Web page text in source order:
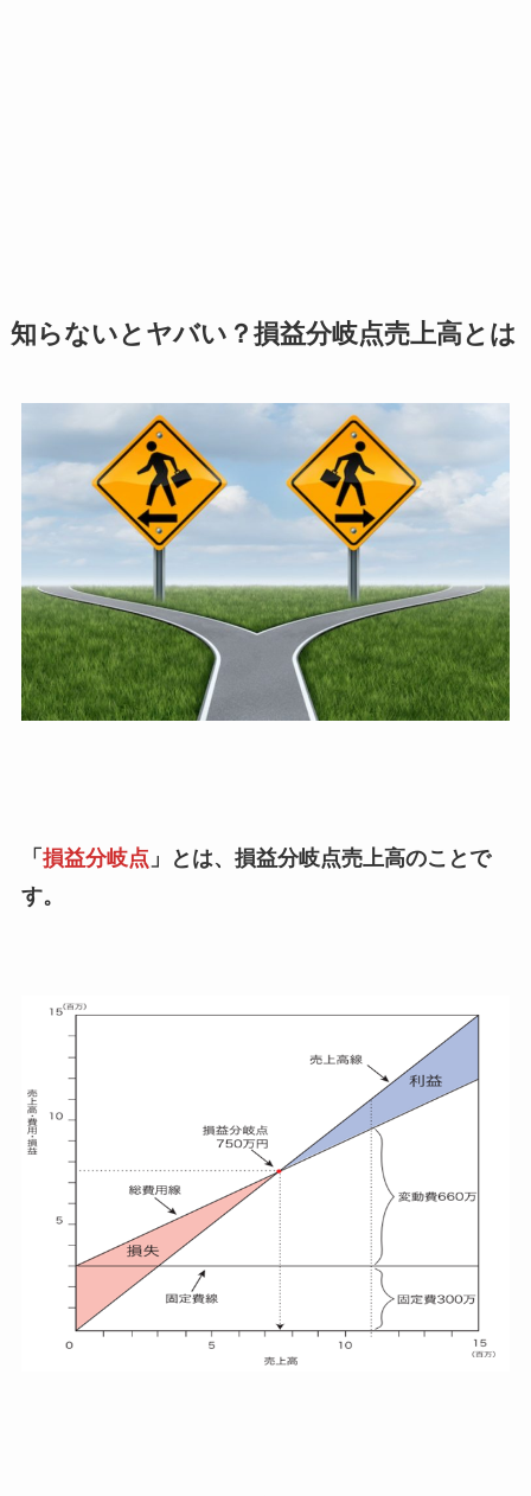
知らないとヤバい？損益分岐点売上高とは
「 損益分岐点 」とは、損益分岐点売上高のことで
す。